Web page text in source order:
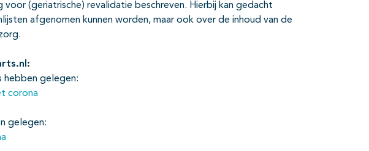
(geriatrische) revalidatie beschreven. Hierbij kan gedacht
afgenomen kunnen worden, maar ook over de inhoud van de
hebben gelegen:
corona
gelegen: